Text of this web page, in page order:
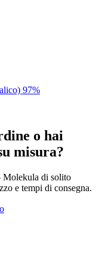
97%
o hai
misura?
di solito
e tempi di consegna.